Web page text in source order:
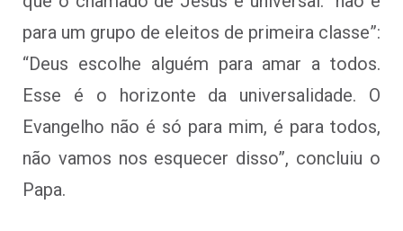
para um grupo de eleitos de primeira classe”:
“Deus escolhe alguém para amar a todos.
Esse é o horizonte da universalidade. O
Evangelho não é só para mim, é para todos,
não vamos nos esquecer disso”, concluiu o
Papa.